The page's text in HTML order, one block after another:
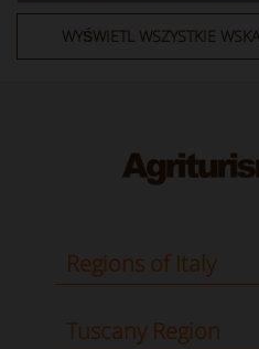
WYŚWIETL WSZYSTKIE
Regions of Italy
Tuscany Region